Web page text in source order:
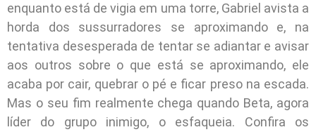
enquanto está de vigia em uma torre, Gabriel avista a
horda dos sussurradores se aproximando e, na
tentativa desesperada de tentar se adiantar e avisar
aos outros sobre o que está se aproximando, ele
acaba por cair, quebrar o pé e ficar preso na escada.
Mas o seu fim realmente chega quando Beta, agora
líder do grupo inimigo, o esfaqueia. Confira os